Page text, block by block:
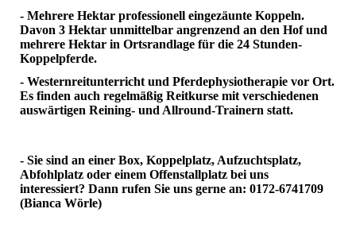
- Mehrere Hektar professionell eingezäunte Koppeln.
Davon 3 Hektar unmittelbar angrenzend an den Hof und
mehrere Hektar in Ortsrandlage für die 24 Stunden-
Koppelpferde.
- Westernreitunterricht und Pferdephysiotherapie vor Ort.
Es finden auch regelmäßig Reitkurse mit verschiedenen
auswärtigen Reining- und Allround-Trainern statt.
- Sie sind an einer Box, Koppelplatz, Aufzuchtsplatz,
Abfohlplatz oder einem Offenstallplatz bei uns
interessiert? Dann rufen Sie uns gerne an: 0172-6741709
(Bianca Wörle)